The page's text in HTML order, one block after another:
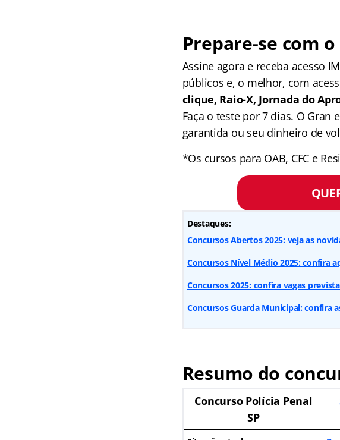
Prepare-se com
Assine agora e receba acesso
públicos e, o melhor, com
clique, Raio-X, Jornada do
Faça o teste por 7 dias. O
garantida ou seu dinheiro de
*Os cursos para OAB, CFC e
Destaques:
Concursos Abertos 2025: veja as
Concursos Nível Médio 2025: confira
Concursos 2025: confira vagas
Concursos Guarda Municipal: confira
Resumo do
Concurso Polícia Penal
SP